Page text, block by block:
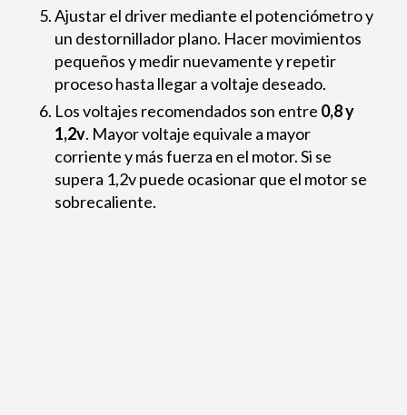
Ajustar el driver mediante el potenciómetro y
un destornillador plano. Hacer movimientos
pequeños y medir nuevamente y repetir
proceso hasta llegar a voltaje deseado.
Los voltajes recomendados son entre 0,8 y
1,2v. Mayor voltaje equivale a mayor
corriente y más fuerza en el motor. Si se
supera 1,2v puede ocasionar que el motor se
sobrecaliente.